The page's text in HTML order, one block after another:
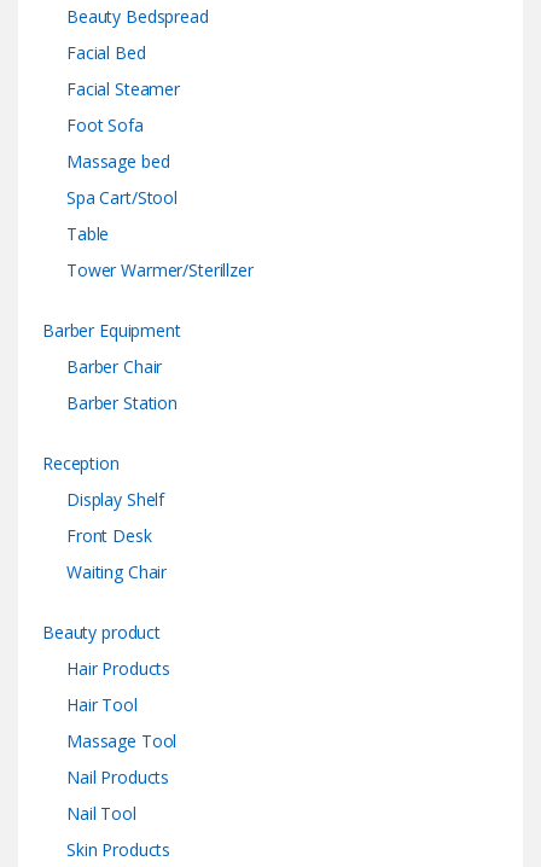
Beauty Bedspread
Facial Bed
Facial Steamer
Foot Sofa
Massage bed
Spa Cart/Stool
Table
Tower Warmer/Sterillzer
Barber Equipment
Barber Chair
Barber Station
Reception
Display Shelf
Front Desk
Waiting Chair
Beauty product
Hair Products
Hair Tool
Massage Tool
Nail Products
Nail Tool
Skin Products